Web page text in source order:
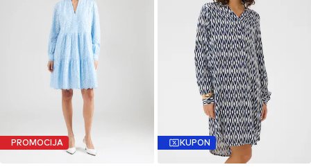
PROMOCIJA KUPON